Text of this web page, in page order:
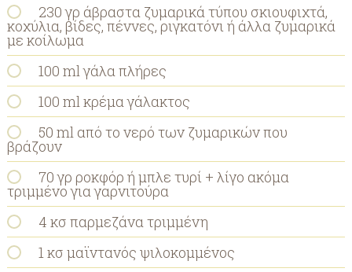
230 γρ άβραστα ζυμαρικά τύπου σκιουφιχτά,
κοχύλια, βίδες, πέννες, ριγκατόνι ή άλλα ζυμαρικά
με κοίλωμα
100 ml γάλα πλήρες
100 ml κρέμα γάλακτος
50 ml από το νερό των ζυμαρικών που
βράζουν
70 γρ ροκφόρ ή μπλε τυρί + λίγο ακόμα
τριμμένο για γαρνιτούρα
4 κσ παρμεζάνα τριμμένη
1 κσ μαϊντανός ψιλοκομμένος